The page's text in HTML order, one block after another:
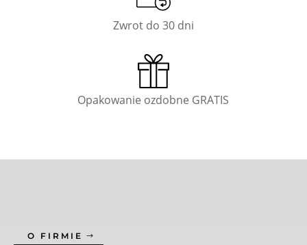
Zwrot do 30 dni
Opakowanie ozdobne GRATIS
O FIRMIE